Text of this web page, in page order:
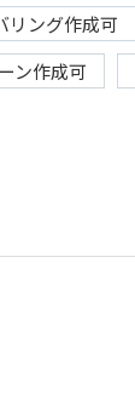
リング作成可
ン作成可